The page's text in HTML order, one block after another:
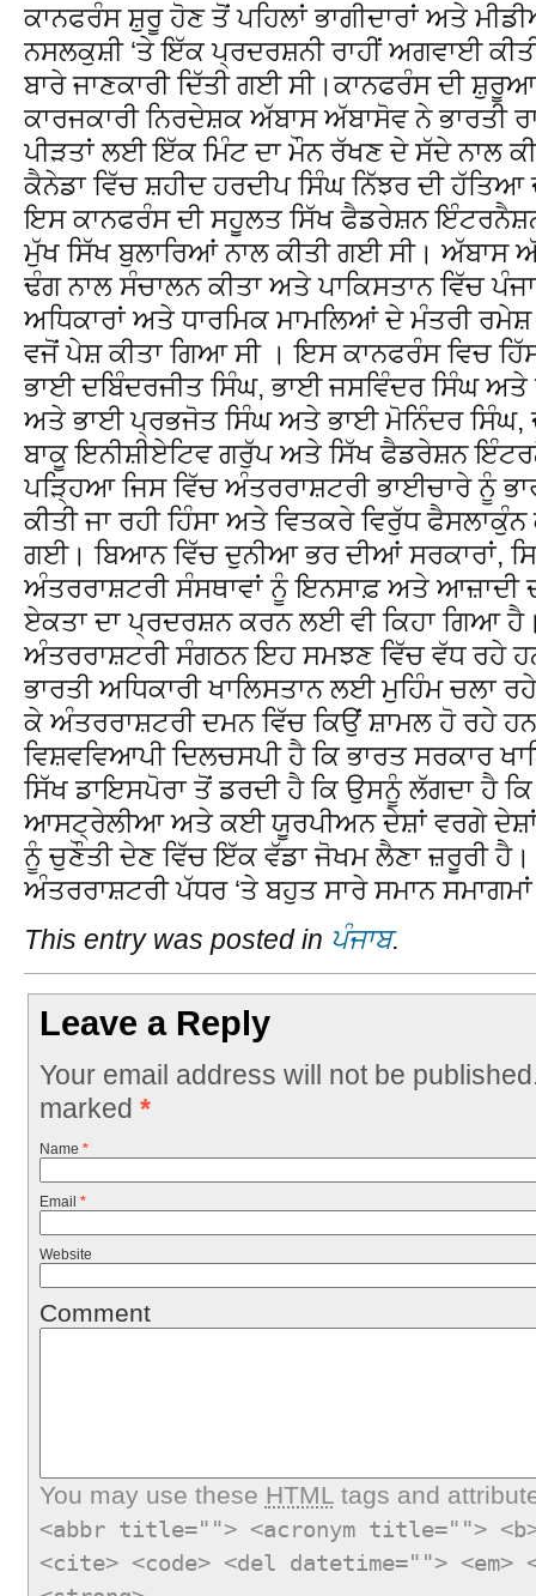
ਕਾਨਫਰੰਸ ਸ਼ੁਰੂ ਹੋਣ ਤੋਂ ਪਹਿਲਾਂ ਭਾਗੀਦਾਰਾਂ ਅਤੇ
ਨਸਲਕੁਸ਼ੀ ‘ਤੇ ਇੱਕ ਪ੍ਰਦਰਸ਼ਨੀ ਰਾਹੀਂ ਅਗਵਾਈ
ਬਾਰੇ ਜਾਣਕਾਰੀ ਦਿੱਤੀ ਗਈ ਸੀ।ਕਾਨਫਰੰਸ ਦੀ
ਕਾਰਜਕਾਰੀ ਨਿਰਦੇਸ਼ਕ ਅੱਬਾਸ ਅੱਬਾਸੋਵ ਨੇ ਭਾਰਤੀ
ਪੀੜਤਾਂ ਲਈ ਇੱਕ ਮਿੰਟ ਦਾ ਮੌਨ ਰੱਖਣ ਦੇ ਸੱਦੇ ਨਾਲ
ਕੈਨੇਡਾ ਵਿੱਚ ਸ਼ਹੀਦ ਹਰਦੀਪ ਸਿੰਘ ਨਿੱਝਰ ਦੀ ਹੱਤਿਆ
ਇਸ ਕਾਨਫਰੰਸ ਦੀ ਸਹੂਲਤ ਸਿੱਖ ਫੈਡਰੇਸ਼ਨ
ਮੁੱਖ ਸਿੱਖ ਬੁਲਾਰਿਆਂ ਨਾਲ ਕੀਤੀ ਗਈ ਸੀ। ਅੱਬਾਸ
ਢੰਗ ਨਾਲ ਸੰਚਾਲਨ ਕੀਤਾ ਅਤੇ ਪਾਕਿਸਤਾਨ ਵਿੱਚ
ਅਧਿਕਾਰਾਂ ਅਤੇ ਧਾਰਮਿਕ ਮਾਮਲਿਆਂ ਦੇ ਮੰਤਰੀ
ਵਜੋਂ ਪੇਸ਼ ਕੀਤਾ ਗਿਆ ਸੀ । ਇਸ ਕਾਨਫਰੰਸ ਵਿਚ
ਭਾਈ ਦਬਿੰਦਰਜੀਤ ਸਿੰਘ, ਭਾਈ ਜਸਵਿੰਦਰ ਸਿੰਘ
ਅਤੇ ਭਾਈ ਪ੍ਰਭਜੋਤ ਸਿੰਘ ਅਤੇ ਭਾਈ ਮੋਨਿੰਦਰ ਸਿੰਘ,
ਬਾਕੂ ਇਨੀਸ਼ੀਏਟਿਵ ਗਰੁੱਪ ਅਤੇ ਸਿੱਖ ਫੈਡਰੇਸ਼ਨ
ਪੜ੍ਹਿਆ ਜਿਸ ਵਿੱਚ ਅੰਤਰਰਾਸ਼ਟਰੀ ਭਾਈਚਾਰੇ ਨੂੰ
ਕੀਤੀ ਜਾ ਰਹੀ ਹਿੰਸਾ ਅਤੇ ਵਿਤਕਰੇ ਵਿਰੁੱਧ
ਗਈ। ਬਿਆਨ ਵਿੱਚ ਦੁਨੀਆ ਭਰ ਦੀਆਂ ਸਰਕਾਰਾਂ,
ਅੰਤਰਰਾਸ਼ਟਰੀ ਸੰਸਥਾਵਾਂ ਨੂੰ ਇਨਸਾਫ਼ ਅਤੇ ਆਜ਼ਾਦੀ
ਏਕਤਾ ਦਾ ਪ੍ਰਦਰਸ਼ਨ ਕਰਨ ਲਈ ਵੀ ਕਿਹਾ ਗਿਆ
ਅੰਤਰਰਾਸ਼ਟਰੀ ਸੰਗਠਨ ਇਹ ਸਮਝਣ ਵਿੱਚ ਵੱਧ ਰਹੇ ਹਨ
ਭਾਰਤੀ ਅਧਿਕਾਰੀ ਖਾਲਿਸਤਾਨ ਲਈ ਮੁਹਿੰਮ ਚਲਾ
ਕੇ ਅੰਤਰਰਾਸ਼ਟਰੀ ਦਮਨ ਵਿੱਚ ਕਿਉਂ ਸ਼ਾਮਲ ਹੋ ਰਹੇ
ਵਿਸ਼ਵਵਿਆਪੀ ਦਿਲਚਸਪੀ ਹੈ ਕਿ ਭਾਰਤ ਸਰਕਾਰ
ਸਿੱਖ ਡਾਇਸਪੋਰਾ ਤੋਂ ਡਰਦੀ ਹੈ ਕਿ ਉਸਨੂੰ ਲੱਗਦਾ ਹੈ
ਆਸਟ੍ਰੇਲੀਆ ਅਤੇ ਕਈ ਯੂਰਪੀਅਨ ਦੇਸ਼ਾਂ ਵਰਗੇ ਦੇਸ਼ਾਂ
ਨੂੰ ਚੁਣੌਤੀ ਦੇਣ ਵਿੱਚ ਇੱਕ ਵੱਡਾ ਜੋਖਮ ਲੈਣਾ ਜ਼ਰੂਰੀ
ਅੰਤਰਰਾਸ਼ਟਰੀ ਪੱਧਰ ‘ਤੇ ਬਹੁਤ ਸਾਰੇ ਸਮਾਨ
This entry was posted in ਪੰਜਾਬ.
Leave a Reply
Your email address will not be
marked *
Name *
Email *
Website
Comment
You may use these HTMLtags and
<abbr title=""> <acronym title="">
<cite> <code> <del datetime="">